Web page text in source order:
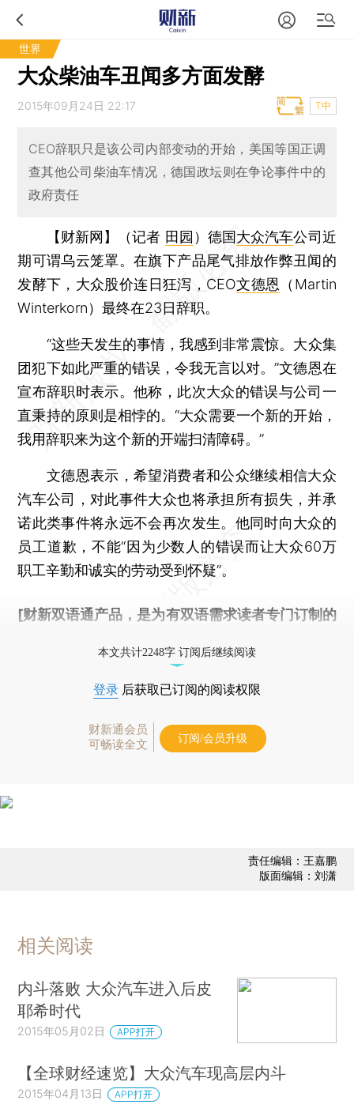
世界
大众柴油车丑闻多方面发酵
2015年09月24日 22:17 T中
CEO辞职只是该公司内部变动的开始，美国等国正调
查其他公司柴油车情况，德国政坛则在争论事件中的
政府责任
【财新网】（记者 田园 ） 德国大众汽车公司近
期可谓乌云笼罩。在旗下产品尾气排放作弊丑闻的
发酵下，大众股价连日狂泻，CEO文德恩
（Martin
Winterkorn）最终在23日辞职。
“这些天发生的事情，我感到非常震惊。大众集
团犯下如此严重的错误，令我无言以对。”文德恩在
宣布辞职时表示。他称，此次大众的错误与公司一
直秉持的原则是相悖的。“大众需要一个新的开始，
我用辞职来为这个新的开端扫清障碍。”
文德恩表示，希望消费者和公众继续相信大众
汽车公司，对此事件大众也将承担所有损失，并承
诺此类事件将永远不会再次发生。他同时向大众的
员工道歉，不能“因为少数人的错误而让大众60万
职工辛勤和诚实的劳动受到怀疑”。
[财新双语通产品，是为有双语需求读者专门订制的
本文共计2248字 订阅后继续阅读
登录 后获取已订阅的阅读权限
财新通会员
可畅读全文
订阅/会员升级
责任编辑：王嘉鹏
版面编辑：刘潇
相关阅读
内斗落败 大众汽车进入后皮
耶希时代
2015年05月02日 APP打开
【全球财经速览】大众汽车现高层内斗
2015年04月13日 APP打开